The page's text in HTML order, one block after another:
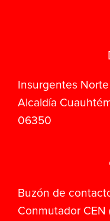
Insurgentes
Alcaldía
06350
Buzón de
Conmutador